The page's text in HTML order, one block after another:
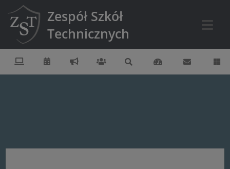
Zespół Szkół
Technicznych